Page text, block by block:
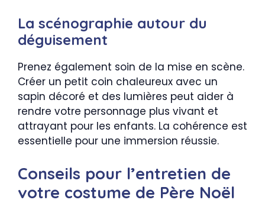
La scénographie autour du
déguisement
Prenez également soin de la mise en scène.
Créer un petit coin chaleureux avec un
sapin décoré et des lumières peut aider à
rendre votre personnage plus vivant et
attrayant pour les enfants. La cohérence est
essentielle pour une immersion réussie.
Conseils pour l’entretien de
votre costume de Père Noël